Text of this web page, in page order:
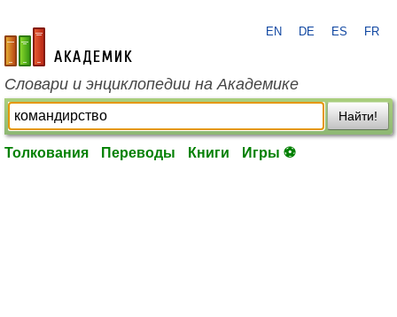
academic.ru
EN DE ES FR
Словари и энциклопедии на Академике
Найти!
Толкования Переводы Книги Игры ⚽